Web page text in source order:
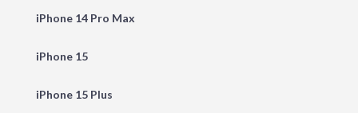
iPhone 14 Pro Max
iPhone 15
iPhone 15 Plus